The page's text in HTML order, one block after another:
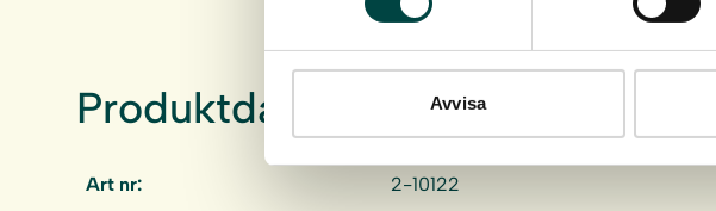
Avvisa
Produktdata
Art nr: 2-10122